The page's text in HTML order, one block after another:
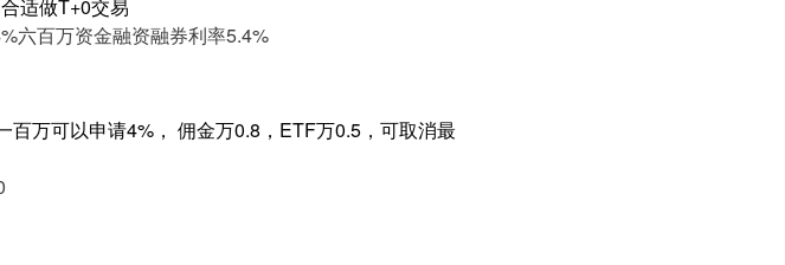
适做T+0交易
六百万资金融资融券利率5.4%
万可以申请4%， 佣金万0.8，ETF万0.5，可取消最